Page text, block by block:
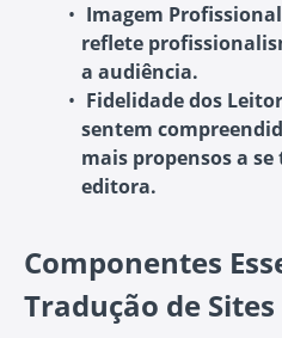
Imagem
reflete
a audiência.
Fidelidade dos
sentem
mais propensos a
editora.
Componentes
Tradução de